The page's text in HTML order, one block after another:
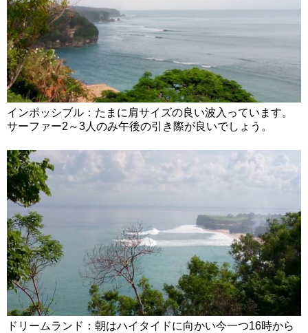
インポッシブル：たまに肩サイズの良い波入っています。
サーファー2～3人のみ午後の引き際が良いでしょう。
ドリームランド：朝はハイタイドに向かい今一つ16時から